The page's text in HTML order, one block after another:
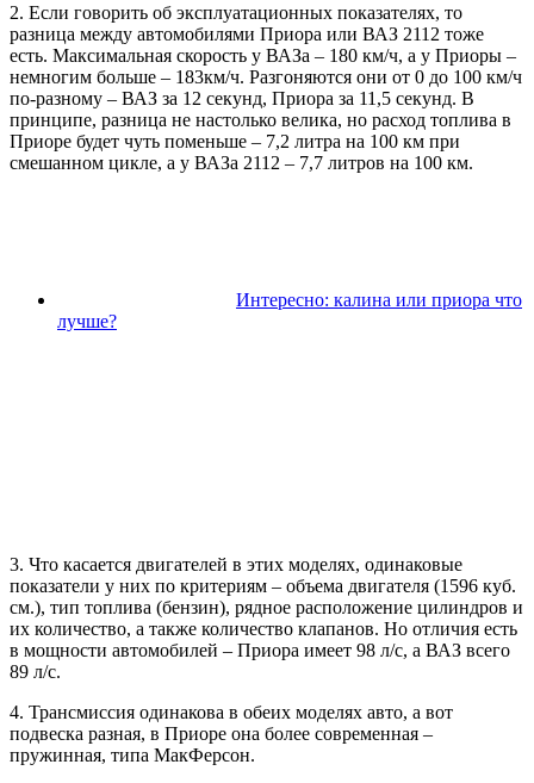
2. Если говорить об эксплуатационных показателях, то
разница между автомобилями Приора или ВАЗ 2112 тоже
есть. Максимальная скорость у ВАЗа – 180 км/ч, а у Приоры –
немногим больше – 183км/ч. Разгоняются они от 0 до 100 км/ч
по-разному – ВАЗ за 12 секунд, Приора за 11,5 секунд. В
принципе, разница не настолько велика, но расход топлива в
Приоре будет чуть поменьше – 7,2 литра на 100 км при
смешанном цикле, а у ВАЗа 2112 – 7,7 литров на 100 км.
Интересно: калина или приора что
лучше?
3. Что касается двигателей в этих моделях, одинаковые
показатели у них по критериям – объема двигателя (1596 куб.
см.), тип топлива (бензин), рядное расположение цилиндров и
их количество, а также количество клапанов. Но отличия есть
в мощности автомобилей – Приора имеет 98 л/c, а ВАЗ всего
89 л/с.
4. Трансмиссия одинакова в обеих моделях авто, а вот
подвеска разная, в Приоре она более современная –
пружинная, типа МакФерсон.